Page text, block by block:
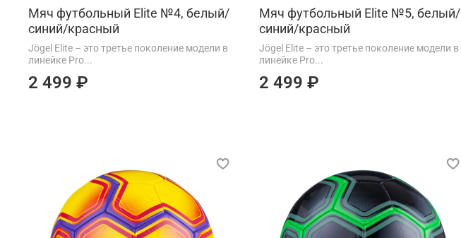
Мяч футбольный Elite №4, белый/
синий/красный
Jögel Elite – это третье поколение модели в
линейке Pro...
2 499 ₽
Мяч футбольный Elite №5, белый/
синий/красный
Jögel Elite – это третье поколение модели в
линейке Pro...
2 499 ₽